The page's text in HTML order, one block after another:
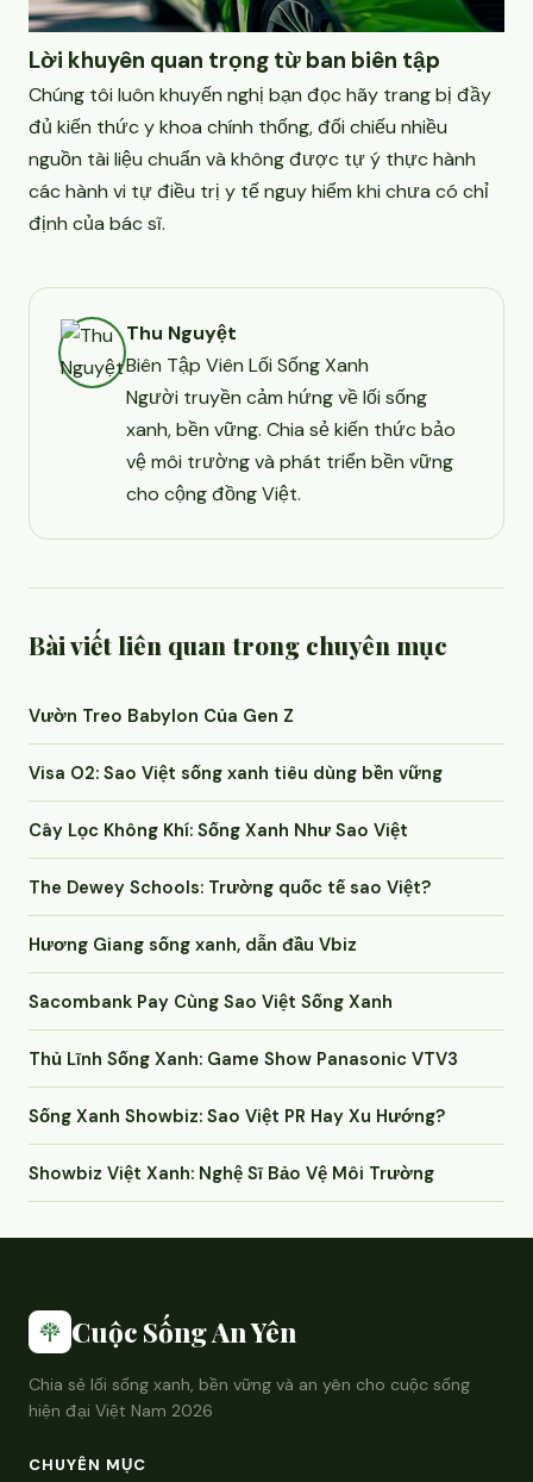
Lời khuyên quan trọng từ ban biên tập
Chúng tôi luôn khuyến nghị bạn đọc hãy trang bị đầy
đủ kiến thức y khoa chính thống, đối chiếu nhiều
nguồn tài liệu chuẩn và không được tự ý thực hành
các hành vi tự điều trị y tế nguy hiểm khi chưa có chỉ
định của bác sĩ.
Thu Nguyệt
Biên Tập Viên Lối Sống Xanh
Người truyền cảm hứng về lối sống
xanh, bền vững. Chia sẻ kiến thức bảo
vệ môi trường và phát triển bền vững
cho cộng đồng Việt.
Bài viết liên quan trong chuyên mục
Vườn Treo Babylon Của Gen Z
Visa O2: Sao Việt sống xanh tiêu dùng bền vững
Cây Lọc Không Khí: Sống Xanh Như Sao Việt
The Dewey Schools: Trường quốc tế sao Việt?
Hương Giang sống xanh, dẫn đầu Vbiz
Sacombank Pay Cùng Sao Việt Sống Xanh
Thủ Lĩnh Sống Xanh: Game Show Panasonic VTV3
Sống Xanh Showbiz: Sao Việt PR Hay Xu Hướng?
Showbiz Việt Xanh: Nghệ Sĩ Bảo Vệ Môi Trường
Cuộc Sống An Yên
Chia sẻ lối sống xanh, bền vững và an yên cho cuộc sống
hiện đại Việt Nam 2026
CHUYÊN MỤC